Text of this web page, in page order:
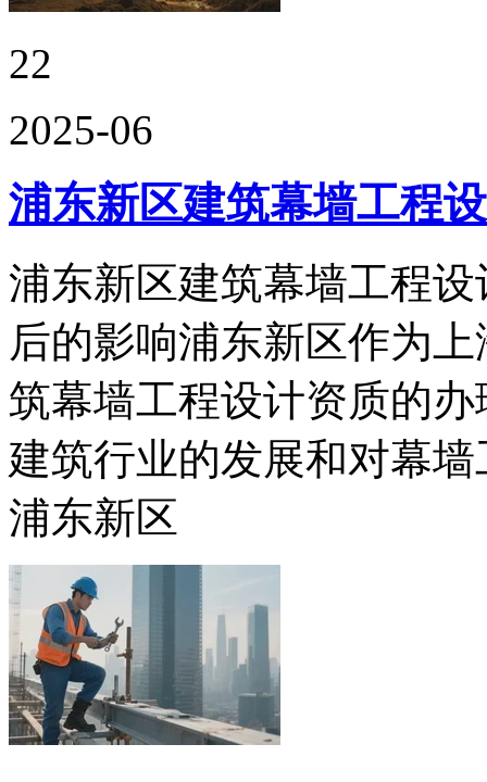
22
2025-06
浦东新区建筑幕墙工程
浦东新区建筑幕墙工程
后的影响浦东新区作为
筑幕墙工程设计资质的
建筑行业的发展和对幕
浦东新区